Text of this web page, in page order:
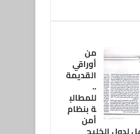
من
أوراقي
القديمة
..
للمطالب
ة بنظام
أمن